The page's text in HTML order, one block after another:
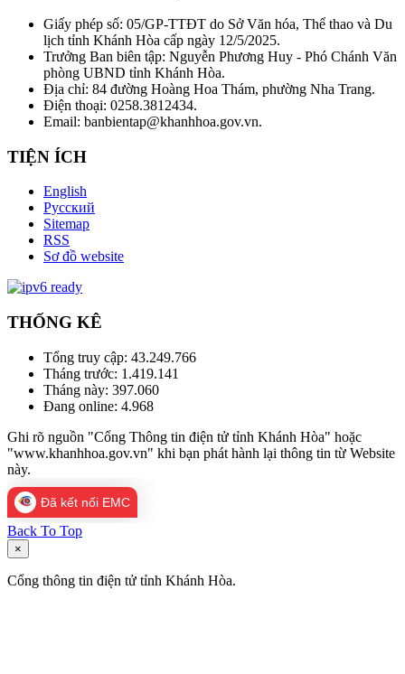
Giấy phép số: 05/GP-TTĐT do Sở Văn hóa, Thể thao và Du
lịch tỉnh Khánh Hòa cấp ngày 12/5/2025.
Trưởng Ban biên tập: Nguyễn Phương Huy - Phó Chánh Văn
phòng UBND tỉnh Khánh Hòa.
Địa chỉ: 84 đường Hoàng Hoa Thám, phường Nha Trang.
Điện thoại: 0258.3812434.
Email: banbientap@khanhhoa.gov.vn.
TIỆN ÍCH
English
Русский
Sitemap
RSS
Sơ đồ website
THỐNG KÊ
Tổng truy cập: 43.249.766
Tháng trước: 1.419.141
Tháng này: 397.060
Đang online: 4.968
Ghi rõ nguồn "Cổng Thông tin điện tử tỉnh Khánh Hòa" hoặc
"www.khanhhoa.gov.vn" khi bạn phát hành lại thông tin từ Website
này.
Đã kết nối EMC
Back To Top
×
Cổng thông tin điện tử tỉnh Khánh Hòa.